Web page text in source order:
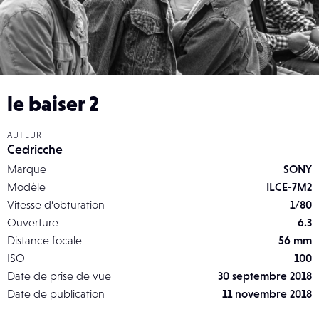
le baiser 2
AUTEUR
Cedricche
Marque
SONY
Modèle
ILCE-7M2
Vitesse d’obturation
1/80
Ouverture
6.3
Distance focale
56 mm
ISO
100
Date de prise de vue
30 septembre 2018
Date de publication
11 novembre 2018